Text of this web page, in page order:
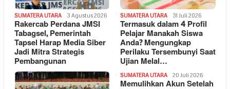
SUMATERA UTARA 3 Agustus 2026
Rakercab Perdana JMSI
Tabagsel, Pemerintah
Tapsel Harap Media Siber
Jadi Mitra Strategis
Pembangunan
SUMATERA UTARA 31 Juli 2026
Termasuk dalam 4 Profil
Pelajar Manakah Siswa
Anda? Mengungkap
Perilaku Tersembunyi Saat
Ujian Melal…
SUMATERA UTARA 20 Juli 2026
Memulihkan Akun Setelah